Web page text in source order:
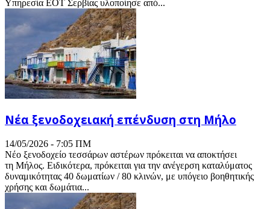
Υπηρεσία ΕΟΤ Σερβίας υλοποίησε από...
Νέα ξενοδοχειακή επένδυση στη Μήλο
14/05/2026 - 7:05 ΠΜ
Νέο ξενοδοχείο τεσσάρων αστέρων πρόκειται να αποκτήσει
τη Μήλος. Ειδικότερα, πρόκειται για την ανέγερση καταλύματος
δυναμικότητας 40 δωματίων / 80 κλινών, με υπόγειο βοηθητικής
χρήσης και δωμάτια...